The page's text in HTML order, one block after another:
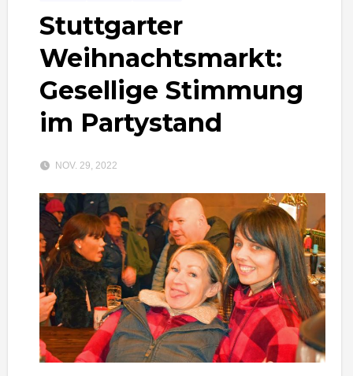
Stuttgarter
Weihnachtsmarkt:
Gesellige Stimmung
im Partystand
NOV. 29, 2022